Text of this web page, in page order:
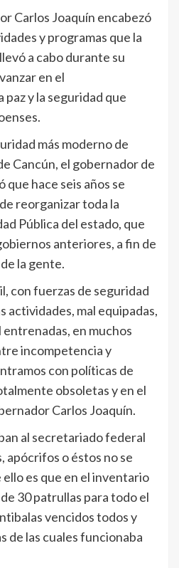
Carlos Joaquín encabezó
y programas que la
a cabo durante su
en el
y la seguridad que
más moderno de
Cancún, el gobernador de
hace seis años se
reorganizar toda la
Pública del estado, que
anteriores, a fin de
la gente.
con fuerzas de seguridad
actividades, mal equipadas,
entrenadas, en muchos
incompetencia y
con políticas de
obsoletas y en el
Carlos Joaquín.
al secretariado federal
o éstos no se
es que en el inventario
30 patrullas para todo el
vencidos todos y
de las cuales funcionaba